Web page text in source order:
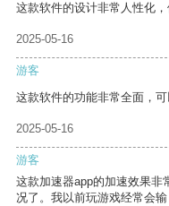
这款软件的设计非常人性化，
2025-05-16
游客
这款软件的功能非常全面，可
2025-05-16
游客
这款加速器app的加速效果非
况了。我以前玩游戏经常会